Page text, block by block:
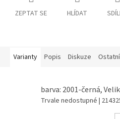
ZEPTAT SE HLÍDAT
Varianty Popis Diskuze
barva: 2001-černá,
Trvale nedostupné |